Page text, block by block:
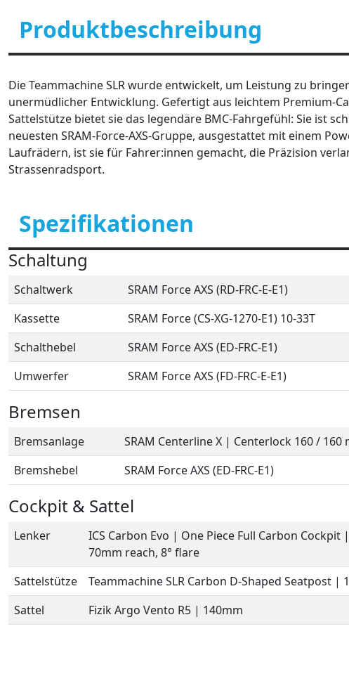
Produktbeschreibung
Die Teammachine SLR wurde entwickelt, um Leistung zu
unermüdlicher Entwicklung. Gefertigt aus leichtem Premium-
Sattelstütze bietet sie das legendäre BMC-Fahrgefühl: Sie ist
neuesten SRAM-Force-AXS-Gruppe, ausgestattet mit einem
Laufrädern, ist sie für Fahrer:innen gemacht, die Präzision
Strassenradsport.
Spezifikationen
Schaltung
Schaltwerk
SRAM Force AXS (RD-FRC-E-E1)
Kassette
SRAM Force (CS-XG-1270-E1) 10-33T
Schalthebel
SRAM Force AXS (ED-FRC-E1)
Umwerfer
SRAM Force AXS (FD-FRC-E-E1)
Bremsen
Bremsanlage
SRAM Centerline X | Centerlock 160 / 160
Bremshebel
SRAM Force AXS (ED-FRC-E1)
Cockpit & Sattel
Lenker
ICS Carbon Evo | One Piece Full Carbon Cockpit
70mm reach, 8° flare
Sattelstütze
Teammachine SLR Carbon D-Shaped Seatpost |
Sattel
Fizik Argo Vento R5 | 140mm